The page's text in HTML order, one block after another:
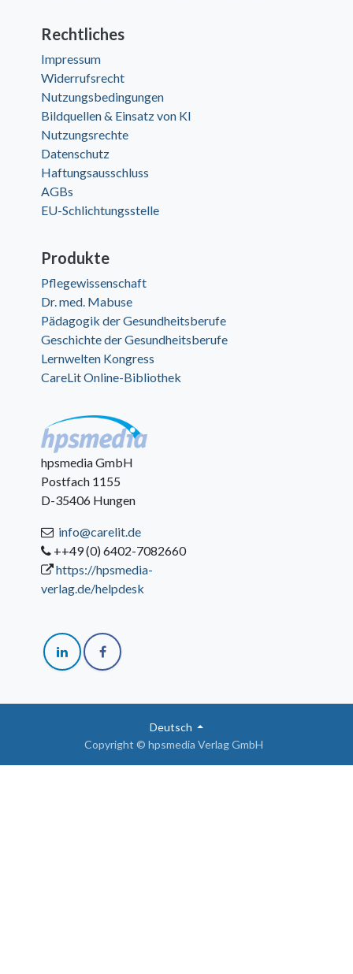
Rechtliches
Impressum
Widerrufsrecht
Nutzungsbedingungen
Bildquellen & Einsatz von KI
Nutzungsrechte
Datenschutz
Haftungsausschluss
AGBs
EU-Schlichtungsstelle
Produkte
Pflegewissenschaft
Dr. med. Mabuse
Pädagogik der Gesundheitsberufe
Geschichte der Gesundheitsberufe
Lernwelten Kongress
CareLit Online-Bibliothek
hpsmedia GmbH
Postfach 1155
D-35406 Hungen
info@carelit.de
++49 (0) 6402-7082660
https://hpsmedia-
verlag.de/helpdesk
Copyright © hpsmedia Verlag GmbH
Deutsch